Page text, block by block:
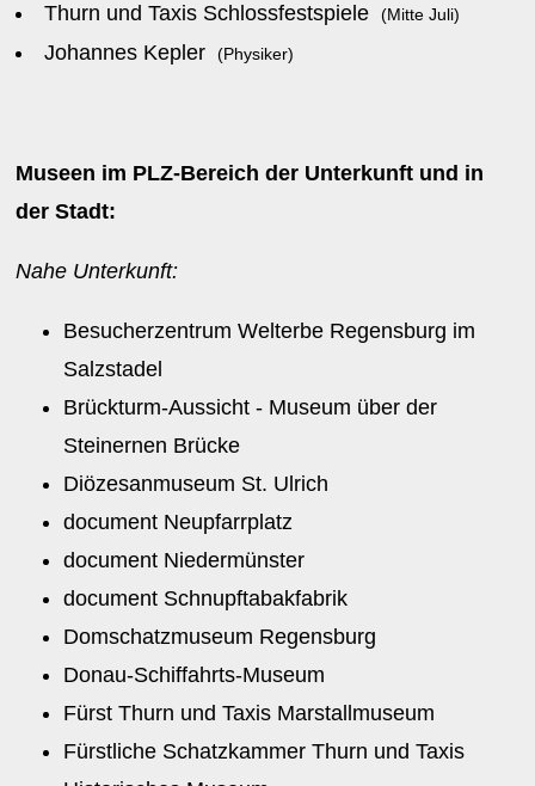
Thurn und Taxis Schlossfestspiele(Mitte Juli)
Johannes Kepler(Physiker)
Museen im PLZ-Bereich der Unterkunft und in
der Stadt:
Nahe Unterkunft:
Besucherzentrum Welterbe Regensburg im
Salzstadel
Brückturm-Aussicht - Museum über der
Steinernen Brücke
Diözesanmuseum St. Ulrich
document Neupfarrplatz
document Niedermünster
document Schnupftabakfabrik
Domschatzmuseum Regensburg
Donau-Schiffahrts-Museum
Fürst Thurn und Taxis Marstallmuseum
Fürstliche Schatzkammer Thurn und Taxis